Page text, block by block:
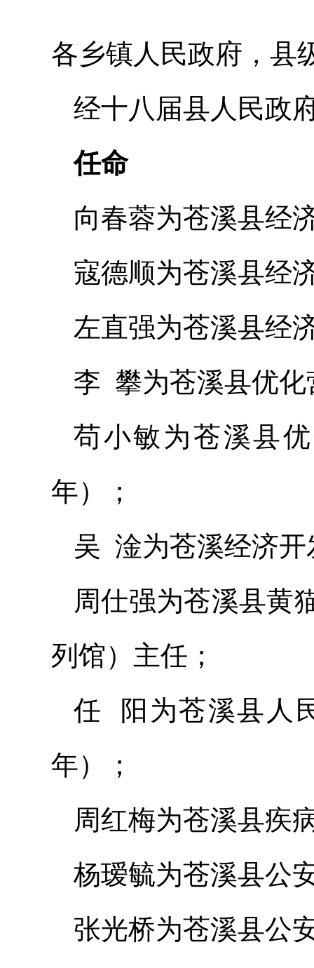
各乡镇人民政府，县
经十八届县人民政
任命
向春蓉为苍溪县经
寇德顺为苍溪县经
左直强为苍溪县经
李 攀为苍溪县优化
苟小敏为苍溪县
年）；
吴 淦为苍溪经济
周仕强为苍溪县黄
列馆）主任；
任 阳为苍溪县人
年）；
周红梅为苍溪县疾
杨瑷毓为苍溪县公
张光桥为苍溪县公